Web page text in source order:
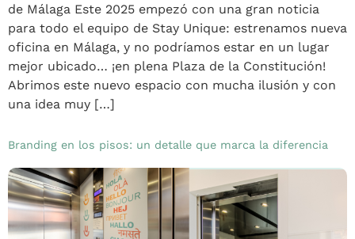
de Málaga Este 2025 empezó con una gran noticia
para todo el equipo de Stay Unique: estrenamos nueva
oficina en Málaga, y no podríamos estar en un lugar
mejor ubicado… ¡en plena Plaza de la Constitución!
Abrimos este nuevo espacio con mucha ilusión y con
una idea muy […]
Branding en los pisos: un detalle que marca la diferencia